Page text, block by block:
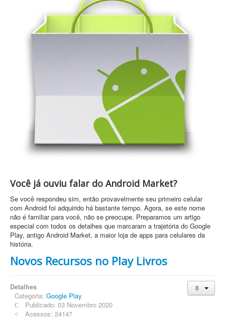
Você já ouviu falar do Android Market?
Se você respondeu sim, então provavelmente seu primeiro celular
com Android foi adquirido há bastante tempo. Agora, se este nome
não é familiar para você, não se preocupe. Preparamos um artigo
especial com todos os detalhes que marcaram a trajetória do Google
Play, antigo Android Market, a maior loja de apps para celulares da
história.
Novos Recursos no Play Livros
Detalhes
Categoria: Google Play
Publicado: 03 Novembro 2020
Acessos: 24147